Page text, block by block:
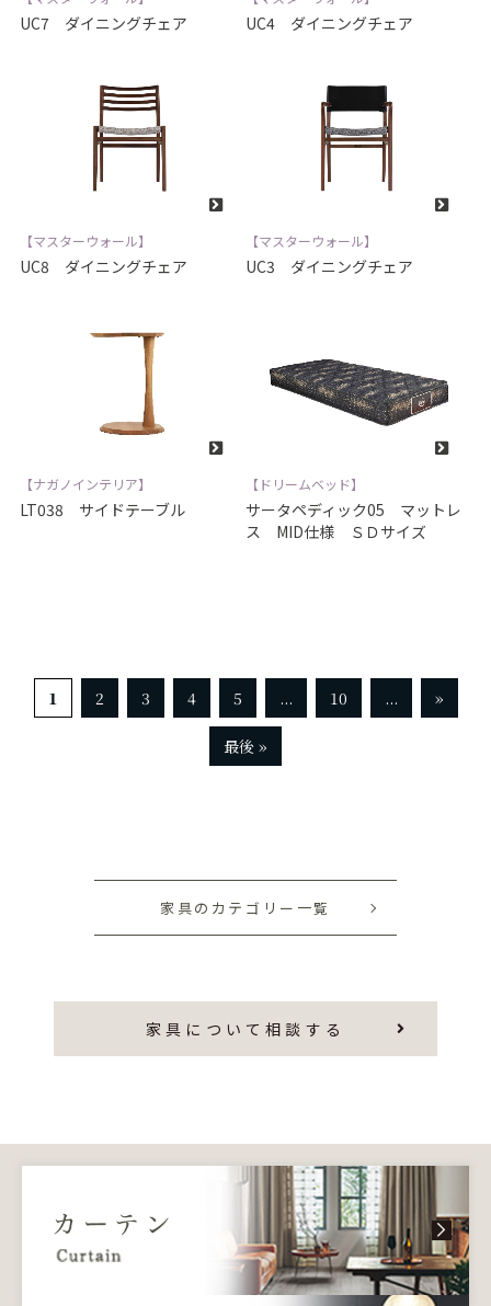
UC7 ダイニングチェア UC4 ダイニングチェア
【マスターウォール】
UC8 ダイニングチェア
【マスターウォール】
UC3 ダイニングチェア
【ナガノインテリア】
LT038 サイドテーブル
【ドリームベッド】
サータペディック05 マットレ
ス MID仕様 ＳＤサイズ
1 2 3 4 5 ... 10 ... »
最後 »
家具のカテゴリー一覧
家具について相談する